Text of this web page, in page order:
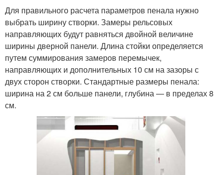
Для правильного расчета параметров пенала нужно
выбрать ширину створки. Замеры рельсовых
направляющих будут равняться двойной величине
ширины дверной панели. Длина стойки определяется
путем суммирования замеров перемычек,
направляющих и дополнительных 10 см на зазоры с
двух сторон створки. Стандартные размеры пенала:
ширина на 2 см больше панели, глубина — в пределах 8
см.